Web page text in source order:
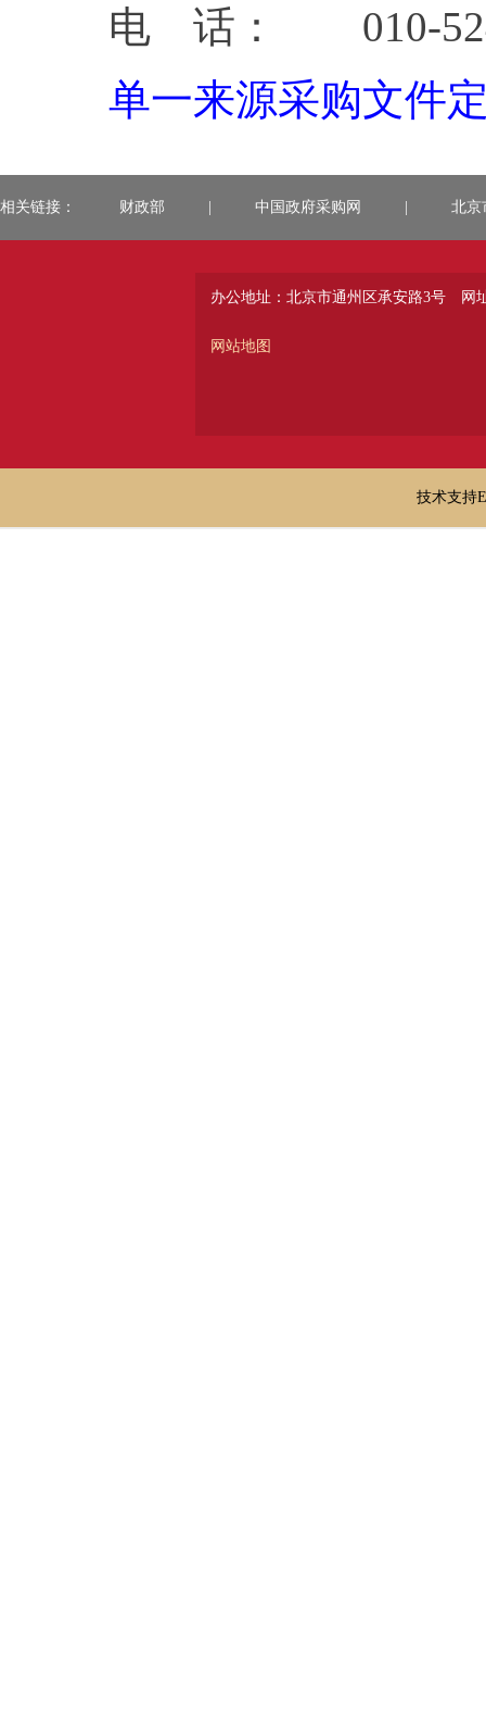
电 话： 010-
单一来源采购文件
相关链接： 财政部 中国政府采购网 北京
办公地址：北京市通州区承安路3号
网站地图
网
技术支持